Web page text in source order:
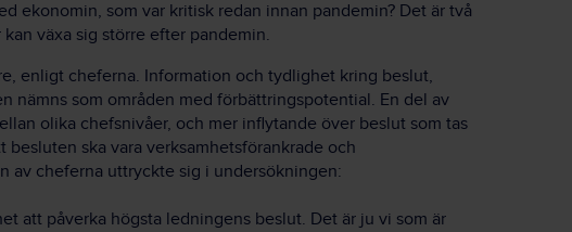
ekonomin, som var kritisk redan innan pandemin? Det är två
kan växa sig större efter pandemin.
enligt cheferna. Information och tydlighet kring beslut,
nämns som områden med förbättringspotential. En del av
olika chefsnivåer, och mer inflytande över beslut som tas
ska vara verksamhetsförankrade och
av cheferna uttryckte sig i undersökningen:
att påverka högsta ledningens beslut. Det är ju vi som är